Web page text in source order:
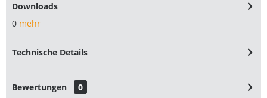
Downloads
0 mehr
Technische Details
Bewertungen
0